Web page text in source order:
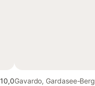
10,0Gavardo, Gardasee-